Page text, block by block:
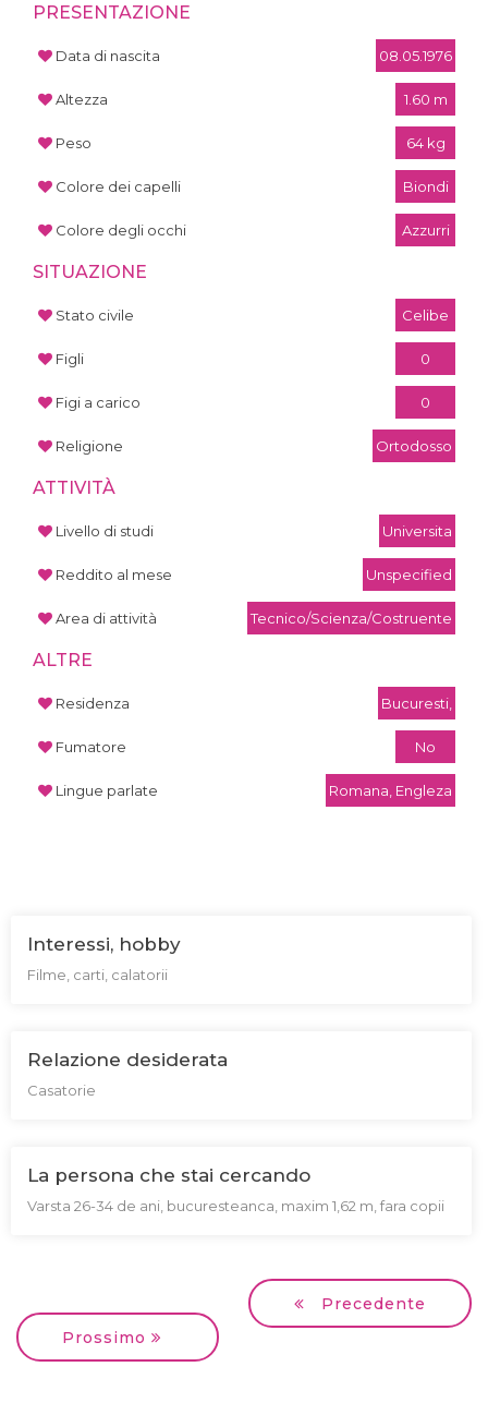
PRESENTAZIONE
Data di nascita 08.05.1976
Altezza 1.60 m
Peso 64 kg
Colore dei capelli Biondi
Colore degli occhi Azzurri
SITUAZIONE
Stato civile Celibe
Figli 0
Figi a carico 0
Religione Ortodosso
ATTIVITÀ
Livello di studi Universita
Reddito al mese Unspecified
Area di attività Tecnico/Scienza/Costruente
ALTRE
Residenza Bucuresti,
Fumatore No
Lingue parlate Romana, Engleza
Interessi, hobby
Filme, carti, calatorii
Relazione desiderata
Casatorie
La persona che stai cercando
Varsta 26-34 de ani, bucuresteanca, maxim 1,62 m, fara copii
Precedente
Prossimo